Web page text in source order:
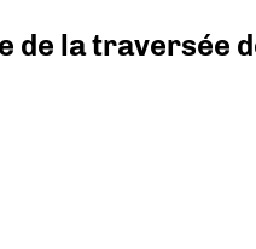
de la traversée